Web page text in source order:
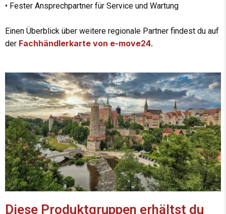
• Fester Ansprechpartner für Service und Wartung
Einen Überblick über weitere regionale Partner findest du auf
der Fachhändlerkarte von e-move24.
Diese Produktgruppen erhältst du